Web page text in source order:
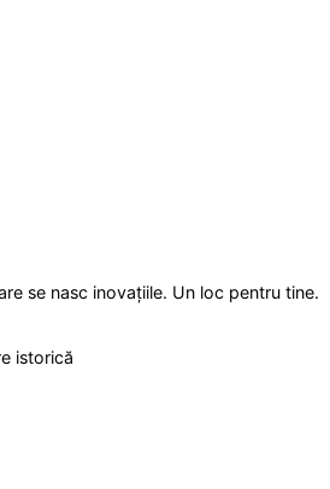
se nasc inovațiile. Un loc pentru tine.
istorică